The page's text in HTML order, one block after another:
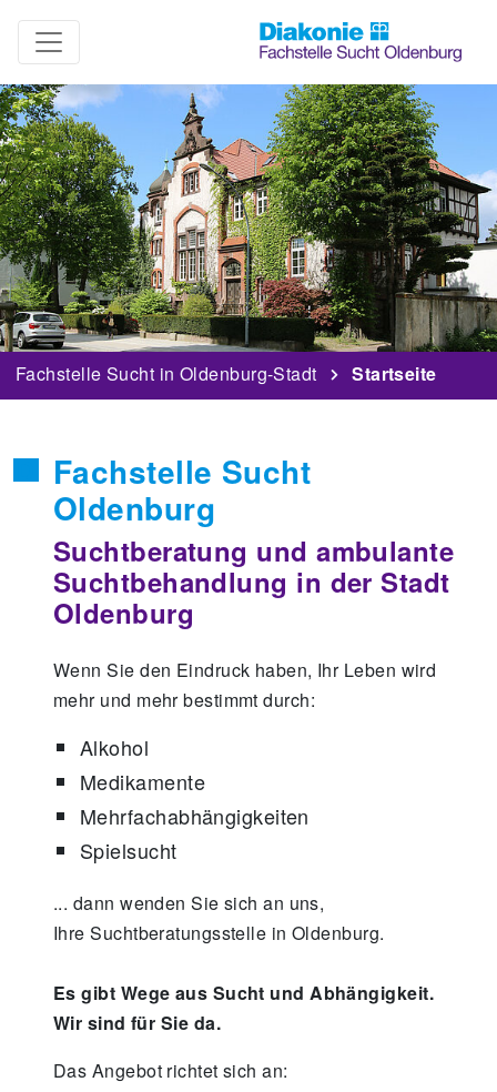
Fachstelle Sucht in Oldenburg-Stadt Startseite
Fachstelle Sucht
Oldenburg
Suchtberatung und ambulante
Suchtbehandlung in der Stadt
Oldenburg
Wenn Sie den Eindruck haben, Ihr Leben wird
mehr und mehr bestimmt durch:
Alkohol
Medikamente
Mehrfachabhängigkeiten
Spielsucht
... dann wenden Sie sich an uns,
Ihre Suchtberatungsstelle in Oldenburg.
Es gibt Wege aus Sucht und Abhängigkeit.
Wir sind für Sie da.
Das Angebot richtet sich an: